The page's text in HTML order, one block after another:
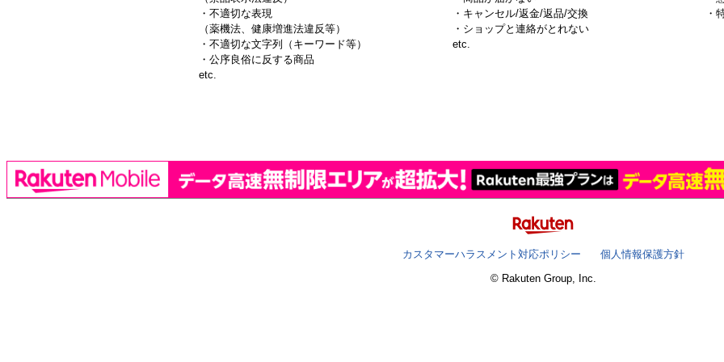
・不適切な表現
（薬機法、健康増進法違反等）
・不適切な文字列（キーワード等）
・公序良俗に反する商品
etc.
・キャンセル/返金/返品/交換
・ショップと連絡がとれない
etc.
・
カスタマーハラスメント対応ポリシー
個人情報保護方針
© Rakuten Group, Inc.